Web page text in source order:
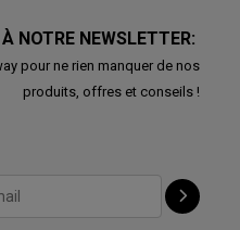
NOTRE NEWSLETTER:
pour ne rien manquer de nos
produits, offres et conseils !